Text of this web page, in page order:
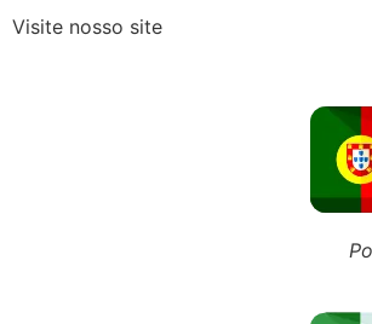
ÚLTIMOS POSTS
+351 911 016 989
+39 348 385 1883
Visite nosso site